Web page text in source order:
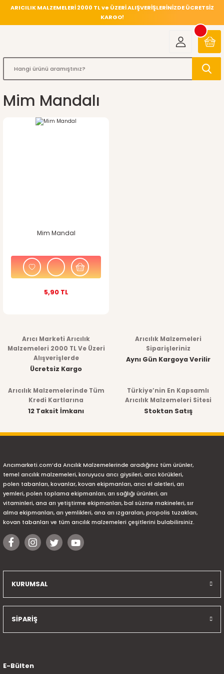
ARICILIK MALZEMELERİ 2000 TL ve ÜZERİ ALIŞVERİŞLERİNİZDE ÜCRETSİZ
KARGO!
Mim Mandalı
Mim Mandal
5,90 TL
Arıcı Marketi Arıcılık
Malzemeleri 2000 TL Ve Üzeri
Alışverişlerde
Ücretsiz Kargo
Arıcılık Malzemeleri
Siparişleriniz
Aynı Gün Kargoya Verilir
Arıcılık Malzemelerinde Tüm
Kredi Kartlarına
12 Taksit İmkanı
Türkiye’nin En Kapsamlı
Arıcılık Malzemeleri Sitesi
Stoktan Satış
Arıcımarketi.com’da Arıcılık Malzemelerinde aradığınız tüm ürünler,
temel arıcılık malzemeleri, koruyucu arıcı giysileri, arıcı körükleri,
polen tabanları, kovanlar, kovan ekipmanları, arıcı el aletleri, arı
yemleri, polen toplama ekipmanları, arı sağlığı ürünleri, arı
vitaminleri, ana arı yetiştirme ekipmanları, bal süzme makineleri, sır
alma ekipmanları, arı yemlikleri, ana arı ızgaraları, propolis tuzakları,
kovan tabanları ve tüm arıcılık malzemeleri çeşitlerini bulabilirsiniz.
KURUMSAL
SİPARİŞ
E-Bülten